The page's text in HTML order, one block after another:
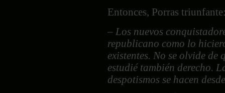
Entonces, Porras
– Los nuevos
republicano como lo
existentes. No se olvide
estudié también derecho.
despotismos se hacen